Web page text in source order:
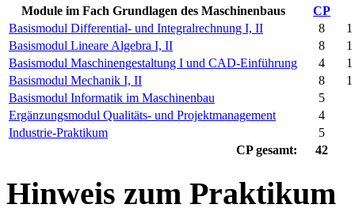
Module im Fach Grundlagen des Maschinenbaus
CP
Basismodul Differential- und Integralrechnung I, II
8
1
Basismodul Lineare Algebra I, II
8
1
Basismodul Maschinengestaltung I und CAD-Einführung
4
1
Basismodul Mechanik I, II
8
1
Basismodul Informatik im Maschinenbau
5
Ergänzungsmodul Qualitäts- und Projektmanagement
4
Industrie-Praktikum
5
CPgesamt: 42
Hinweis zum Praktikum